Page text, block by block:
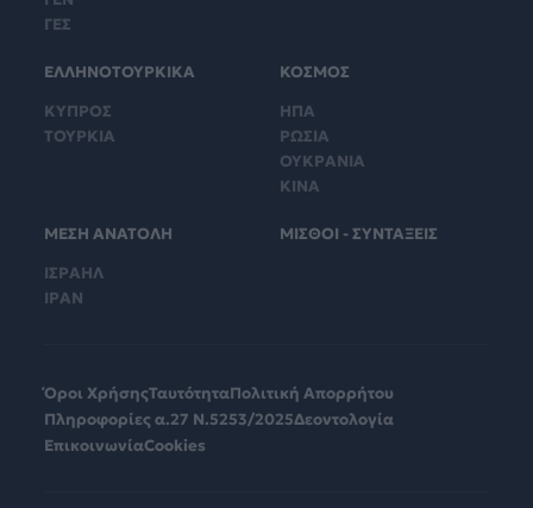
ΓΕΣ
ΕΛΛΗΝΟΤΟΥΡΚΙΚΑ
ΚΥΠΡΟΣ
ΤΟΥΡΚΙΑ
ΚΟΣΜΟΣ
ΗΠΑ
ΡΩΣΙΑ
ΟΥΚΡΑΝΙΑ
ΚΙΝΑ
ΜΕΣΗ ΑΝΑΤΟΛΗ
ΙΣΡΑΗΛ
ΙΡΑΝ
ΜΙΣΘΟΙ - ΣΥΝΤΑΞΕΙΣ
Όροι ΧρήσηςΤαυτότηταΠολιτική Απορρήτου
Πληροφορίες α.27 Ν.5253/2025Δεοντολογία
ΕπικοινωνίαCookies